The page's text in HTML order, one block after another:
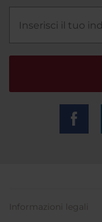
Informazioni legali